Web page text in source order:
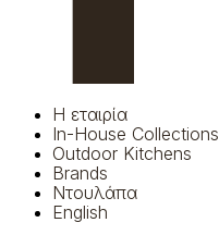
Η εταιρία
In-House Collections
Outdoor Kitchens
Brands
Ντουλάπα
English